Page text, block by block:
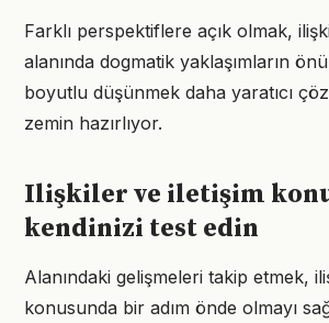
Farklı perspektiflere açık olmak,
alanında dogmatik yaklaşımların
boyutlu düşünmek daha yaratıcı
zemin hazırlıyor.
Ilişkiler ve iletişim
kendinizi test edin
Alanındaki gelişmeleri takip etmek,
konusunda bir adım önde olmayı